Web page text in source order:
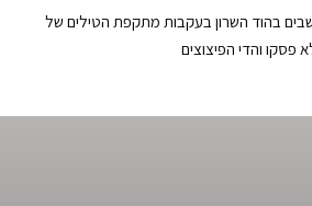
בהוד השרון בעקבות מתקפת הטילים של
פסקו והדי הפיצוצים